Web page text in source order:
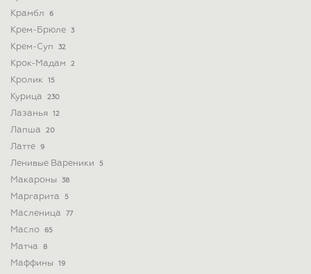
Крамбл 6
Крем-Брюле 3
Крем-Суп 32
Крок-Мадам 2
Кролик 15
Курица 230
Лазанья 12
Лапша 20
Латте 9
Ленивые Вареники 5
Макароны 38
Маргарита 5
Масленица 77
Масло 65
Матча 8
Маффины 19